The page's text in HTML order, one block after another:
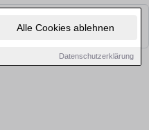
Alle Cookies ablehnen
Datenschutzerklärung
Objekte finden. Schauen Sie